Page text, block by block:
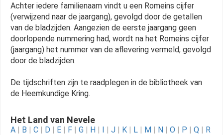
Achter iedere familienaam vindt u een Romeins cijfer
(verwijzend naar de jaargang), gevolgd door de getallen
van de bladzijden. Aangezien de eerste jaargang geen
doorlopende nummering had, wordt na het Romeins cijfer
(jaargang) het nummer van de aflevering vermeld, gevolgd
door de bladzijden.
De tijdschriften zijn te raadplegen in de bibliotheek van
de Heemkundige Kring.
Het Land van Nevele
A | B | C | D | E | F | G | H | I | J | K | L | M | N | O | P | Q | R